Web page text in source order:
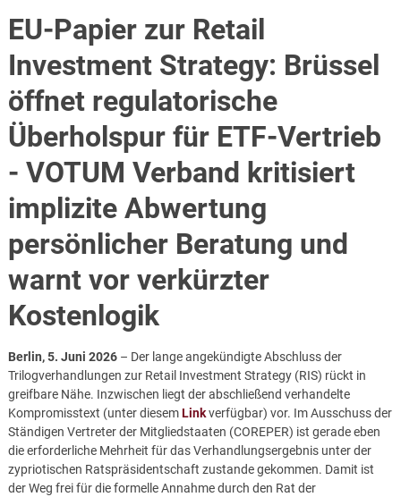
EU-Papier zur Retail
Investment Strategy: Brüssel
öffnet regulatorische
Überholspur für ETF-Vertrieb
- VOTUM Verband kritisiert
implizite Abwertung
persönlicher Beratung und
warnt vor verkürzter
Kostenlogik
Berlin, 5. Juni 2026 – Der lange angekündigte Abschluss der
Trilogverhandlungen zur Retail Investment Strategy (RIS) rückt in
greifbare Nähe. Inzwischen liegt der abschließend verhandelte
Kompromisstext (unter diesemLinkverfügbar) vor. Im Ausschuss der
Ständigen Vertreter der Mitgliedstaaten (COREPER) ist gerade eben
die erforderliche Mehrheit für das Verhandlungsergebnis unter der
zypriotischen Ratspräsidentschaft zustande gekommen. Damit ist
der Weg frei für die formelle Annahme durch den Rat der